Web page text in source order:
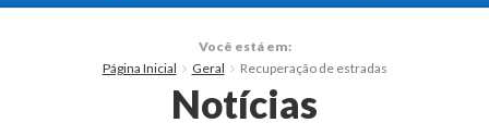
Você está em:
Página Inicial
Geral Recuperação de estradas
Notícias